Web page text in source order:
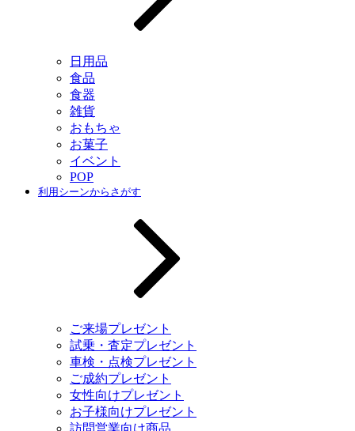
日用品
食品
食器
雑貨
おもちゃ
お菓子
イベント
POP
利用シーンからさがす
ご来場プレゼント
試乗・査定プレゼント
車検・点検プレゼント
ご成約プレゼント
女性向けプレゼント
お子様向けプレゼント
訪問営業向け商品